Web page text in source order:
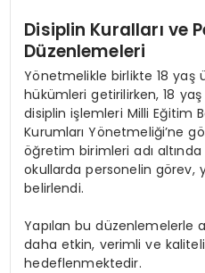
Disiplin Kuralları ve
Düzenlemeleri
Yönetmelikle birlikte 18 yaş
hükümleri getirilirken, 18
disiplin işlemleri Milli Eğitim
Kurumları Yönetmeliği’ne
öğretim birimleri adı
okullarda personelin görev,
belirlendi.
Yapılan bu düzenlemelerle
daha etkin, verimli ve
hedeflenmektedir.